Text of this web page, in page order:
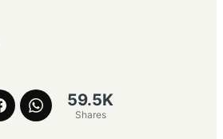
59.5K
Shares